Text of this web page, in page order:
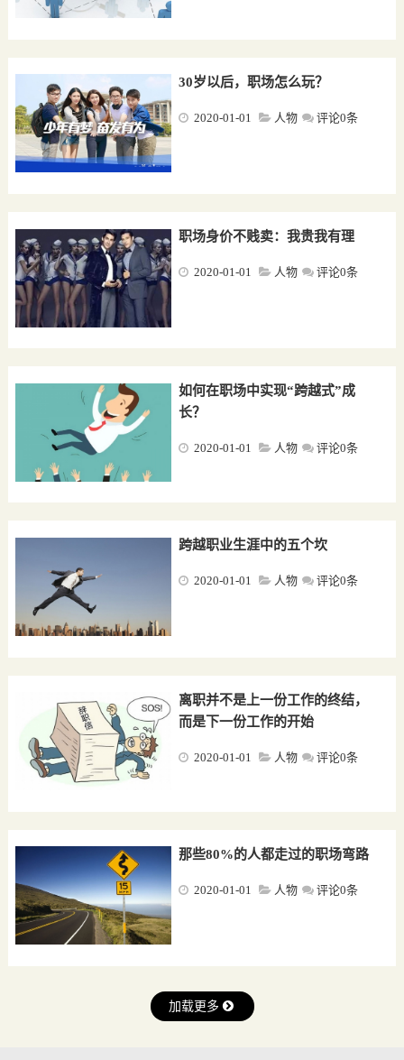
30岁以后，职场怎么玩？
人物
2020-01-01 评论0条
职场身价不贱卖：我贵我有理
人物
2020-01-01 评论0条
如何在职场中实现“跨越式”成
长？
人物
2020-01-01 评论0条
跨越职业生涯中的五个坎
人物
2020-01-01 评论0条
离职并不是上一份工作的终结，
而是下一份工作的开始
人物
2020-01-01 评论0条
那些80%的人都走过的职场弯路
人物
2020-01-01 评论0条
加载更多